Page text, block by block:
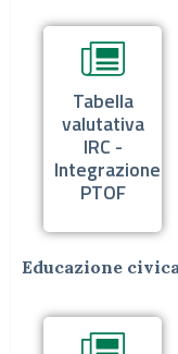
Tabella
valutativa
IRC -
Integrazione
PTOF
Educazione civica